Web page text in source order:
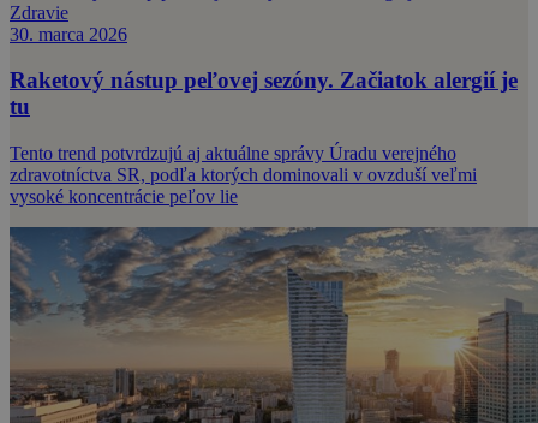
Zdravie
30. marca 2026
Raketový nástup peľovej sezóny. Začiatok alergií je
tu
Tento trend potvrdzujú aj aktuálne správy Úradu verejného
zdravotníctva SR, podľa ktorých dominovali v ovzduší veľmi
vysoké koncentrácie peľov lie